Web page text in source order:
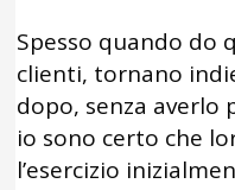
Spesso quando do
clienti, tornano
dopo, senza averlo
io sono certo che
l’esercizio